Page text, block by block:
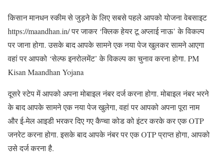
किसान मानधन स्कीम से जुड़ने के लिए सबसे पहले आपको योजना वेबसाइट
https://maandhan.in/ पर जाकर ‘क्लिक हेयर टू अप्लाई नाऊ’ के विकल्प
पर जाना होगा. उसके बाद आपके सामने एक नया पेज खुलकर सामने आएगा
वहां पर आपको ‘सेल्फ इनरोलमेंट’ के विकल्प का चुनाव करना होगा. PM
Kisan Maandhan Yojana
दूसरे स्टेप में आपको अपना मोबाइल नंबर दर्ज करना होगा. मोबाइल नंबर भरने
के बाद आपके सामने एक नया पेज खुलेगा, वहां पर आपको अपना पूरा नाम
और ई-मेल आइडी भरकर दिए गए कैप्चा कोड को इंटर करके कर एक OTP
जनरेट करना होगा. इसके बाद आपके नंबर पर एक OTP प्राप्त होगा, आपको
उसे दर्ज करना है.